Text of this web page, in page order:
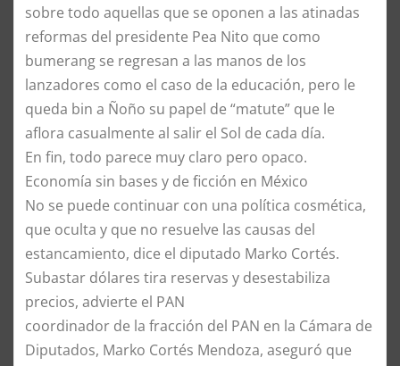
sobre todo aquellas que se oponen a las atinadas
reformas del presidente Pea Nito que como
bumerang se regresan a las manos de los
lanzadores como el caso de la educación, pero le
queda bin a Ñoño su papel de “matute” que le
aflora casualmente al salir el Sol de cada día.
En fin, todo parece muy claro pero opaco.
Economía sin bases y de ficción en México
No se puede continuar con una política cosmética,
que oculta y que no resuelve las causas del
estancamiento, dice el diputado Marko Cortés.
Subastar dólares tira reservas y desestabiliza
precios, advierte el PAN
coordinador de la fracción del PAN en la Cámara de
Diputados, Marko Cortés Mendoza, aseguró que